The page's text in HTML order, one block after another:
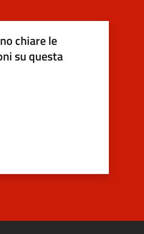
chiare le
su questa